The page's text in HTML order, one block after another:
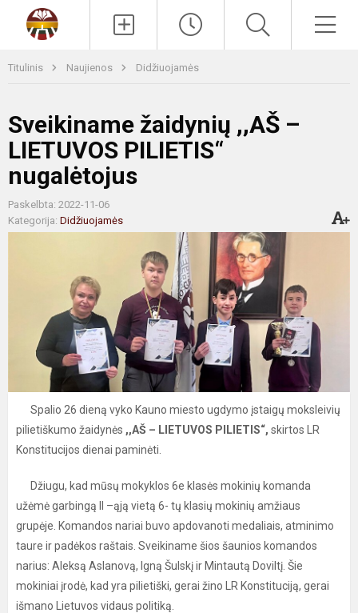
Titulinis Naujienos Didžiuojamės
Sveikiname žaidynių ,,AŠ –
LIETUVOS PILIETIS“
nugalėtojus
Paskelbta: 2022-11-06
Kategorija: Didžiuojamės
Spalio 26 dieną vyko Kauno miesto ugdymo įstaigų moksleivių
pilietiškumo žaidynės ,,AŠ – LIETUVOS PILIETIS“, skirtos LR
Konstitucijos dienai paminėti.
Džiugu, kad mūsų mokyklos 6e klasės mokinių komanda
užėmė garbingą II –ąją vietą 6- tų klasių mokinių amžiaus
grupėje. Komandos nariai buvo apdovanoti medaliais, atminimo
taure ir padėkos raštais. Sveikiname šios šaunios komandos
narius: Aleksą Aslanovą, Igną Šulskį ir Mintautą Doviltį. Šie
mokiniai įrodė, kad yra pilietiški, gerai žino LR Konstituciją, gerai
išmano Lietuvos vidaus politiką.